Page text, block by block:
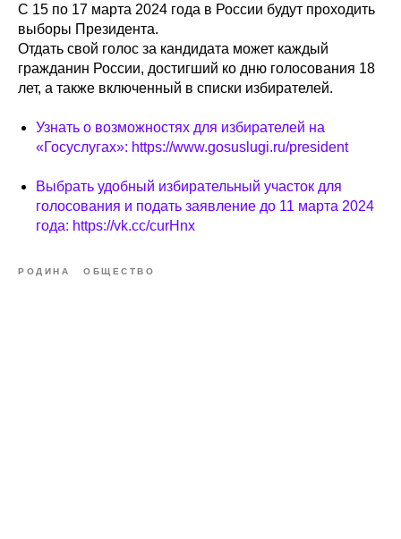
С 15 по 17 марта 2024 года в России будут проходить
выборы Президента.
Отдать свой голос за кандидата может каждый
гражданин России, достигший ко дню голосования 18
лет, а также включенный в списки избирателей.
Узнать о возможностях для избирателей на
«Госуслугах»: https://www.gosuslugi.ru/president
Выбрать удобный избирательный участок для
голосования и подать заявление до 11 марта 2024
года: https://vk.cc/curHnx
РОДИНА ОБЩЕСТВО